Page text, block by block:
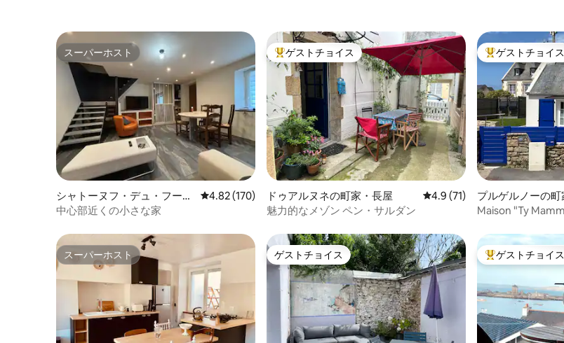
スーパーホスト
スーパーホスト
シャトーヌフ・デュ・フーの
町家・長屋
レビュー170件、5つ星中4.82つ星の平均評価
4.82 (170)
中心部近くの小さな家
大好評のゲストチョイスです。
ゲストチョイス
ドゥアルヌネの町家・長屋 レビュー71件、5つ星中4.9つ
4.9 (71)
魅力的なメゾン ペン・サルダン
大好評のゲスト
ゲストチョイス
プルゲルノーの町
Maison "Ty
スーパーホスト
スーパーホスト ゲストチョイス
ゲストチョイス 大好評のゲストチ
ゲストチョイス